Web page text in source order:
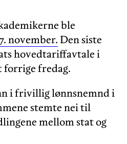
ble
7. november.Den siste
hovedtariffavtale i
forrige fredag.
i frivillig lønnsnemnd i
stemte nei til
mellom stat og